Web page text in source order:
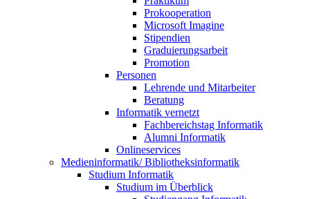
Prokooperation
Microsoft Imagine
Stipendien
Graduierungsarbeit
Promotion
Personen
Lehrende und Mitarbeiter
Beratung
Informatik vernetzt
Fachbereichstag Informatik
Alumni Informatik
Onlineservices
Medieninformatik/ Bibliotheksinformatik
Studium Informatik
Studium im Überblick